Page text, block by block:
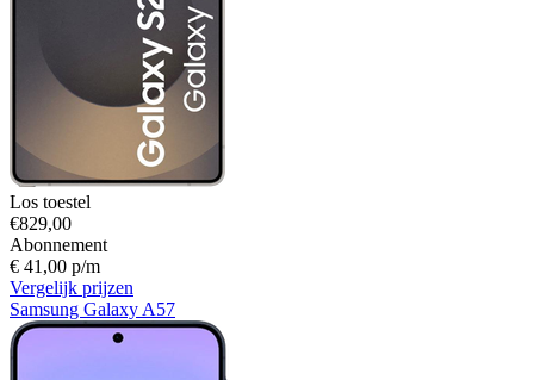
Los toestel
€829,00
Abonnement
€ 41,00 p/m
Vergelijk prijzen
Samsung Galaxy A57